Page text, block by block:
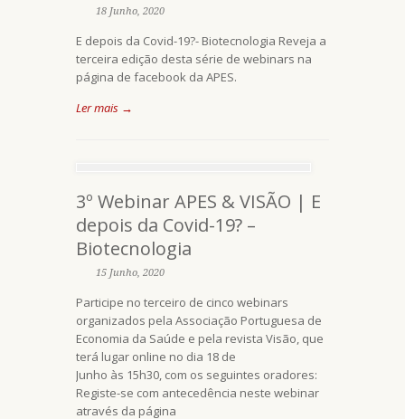
18 Junho, 2020
E depois da Covid-19?- Biotecnologia Reveja a
terceira edição desta série de webinars na
página de facebook da APES.
Ler mais →
3º Webinar APES & VISÃO | E
depois da Covid-19? –
Biotecnologia
15 Junho, 2020
Participe no terceiro de cinco webinars
organizados pela Associação Portuguesa de
Economia da Saúde e pela revista Visão, que
terá lugar online no dia 18 de
Junho às 15h30, com os seguintes oradores:
Registe-se com antecedência neste webinar
através da página